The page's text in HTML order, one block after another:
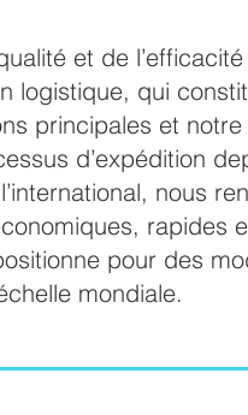
et de
logistique, qui
principales et
d’expédition
nous
rapides
pour des
mondiale.